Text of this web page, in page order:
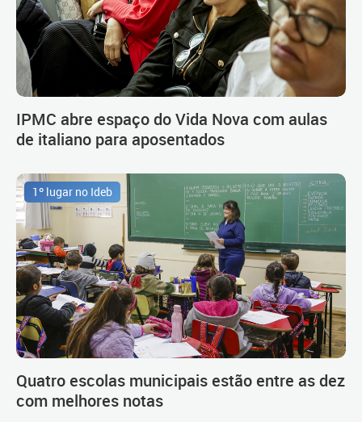
IPMC abre espaço do Vida Nova com aulas
de italiano para aposentados
1º lugar no Ideb
Quatro escolas municipais estão entre as dez
com melhores notas